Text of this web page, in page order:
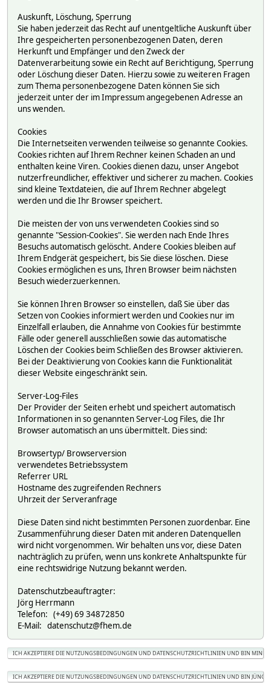
Auskunft, Löschung, Sperrung
Sie haben jederzeit das Recht auf unentgeltliche Auskunft über
Ihre gespeicherten personenbezogenen Daten, deren
Herkunft und Empfänger und den Zweck der
Datenverarbeitung sowie ein Recht auf Berichtigung, Sperrung
oder Löschung dieser Daten. Hierzu sowie zu weiteren Fragen
zum Thema personenbezogene Daten können Sie sich
jederzeit unter der im Impressum angegebenen Adresse an
uns wenden.
Cookies
Die Internetseiten verwenden teilweise so genannte Cookies.
Cookies richten auf Ihrem Rechner keinen Schaden an und
enthalten keine Viren. Cookies dienen dazu, unser Angebot
nutzerfreundlicher, effektiver und sicherer zu machen. Cookies
sind kleine Textdateien, die auf Ihrem Rechner abgelegt
werden und die Ihr Browser speichert.
Die meisten der von uns verwendeten Cookies sind so
genannte "Session-Cookies". Sie werden nach Ende Ihres
Besuchs automatisch gelöscht. Andere Cookies bleiben auf
Ihrem Endgerät gespeichert, bis Sie diese löschen. Diese
Cookies ermöglichen es uns, Ihren Browser beim nächsten
Besuch wiederzuerkennen.
Sie können Ihren Browser so einstellen, daß Sie über das
Setzen von Cookies informiert werden und Cookies nur im
Einzelfall erlauben, die Annahme von Cookies für bestimmte
Fälle oder generell ausschließen sowie das automatische
Löschen der Cookies beim Schließen des Browser aktivieren.
Bei der Deaktivierung von Cookies kann die Funktionalität
dieser Website eingeschränkt sein.
Server-Log-Files
Der Provider der Seiten erhebt und speichert automatisch
Informationen in so genannten Server-Log Files, die Ihr
Browser automatisch an uns übermittelt. Dies sind:
Browsertyp/ Browserversion
verwendetes Betriebssystem
Referrer URL
Hostname des zugreifenden Rechners
Uhrzeit der Serveranfrage
Diese Daten sind nicht bestimmten Personen zuordenbar. Eine
Zusammenführung dieser Daten mit anderen Datenquellen
wird nicht vorgenommen. Wir behalten uns vor, diese Daten
nachträglich zu prüfen, wenn uns konkrete Anhaltspunkte für
eine rechtswidrige Nutzung bekannt werden.
Datenschutzbeauftragter:
Jörg Herrmann
Telefon: (+49) 69 34872850
E-Mail: datenschutz@fhem.de